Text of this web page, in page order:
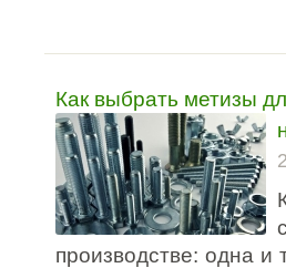
Как выбрать метизы
производстве: одна и